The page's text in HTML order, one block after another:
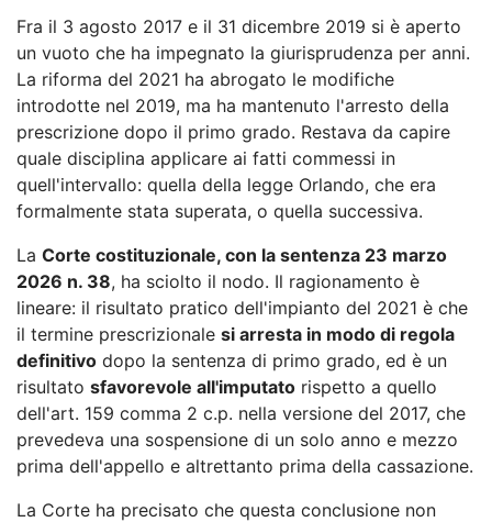
Fra il 3 agosto 2017 e il 31 dicembre 2019 si è aperto
un vuoto che ha impegnato la giurisprudenza per anni.
La riforma del 2021 ha abrogato le modifiche
introdotte nel 2019, ma ha mantenuto l'arresto della
prescrizione dopo il primo grado. Restava da capire
quale disciplina applicare ai fatti commessi in
quell'intervallo: quella della legge Orlando, che era
formalmente stata superata, o quella successiva.
La Corte costituzionale, con la sentenza 23 marzo
2026 n. 38, ha sciolto il nodo. Il ragionamento è
lineare: il risultato pratico dell'impianto del 2021 è che
il termine prescrizionale si arresta in modo di regola
definitivo dopo la sentenza di primo grado, ed è un
risultato sfavorevole all'imputato rispetto a quello
dell'art. 159 comma 2 c.p. nella versione del 2017, che
prevedeva una sospensione di un solo anno e mezzo
prima dell'appello e altrettanto prima della cassazione.
La Corte ha precisato che questa conclusione non